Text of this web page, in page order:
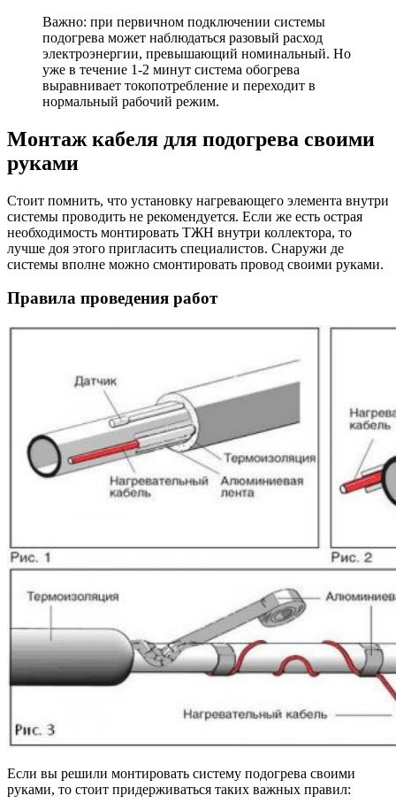
Важно: при первичном подключении системы
подогрева может наблюдаться разовый расход
электроэнергии, превышающий номинальный. Но
уже в течение 1-2 минут система обогрева
выравнивает токопотребление и переходит в
нормальный рабочий режим.
Монтаж кабеля для подогрева своими
руками
Стоит помнить, что установку нагревающего элемента внутри
системы проводить не рекомендуется. Если же есть острая
необходимость монтировать ТЖН внутри коллектора, то
лучше доя этого пригласить специалистов. Снаружи де
системы вполне можно смонтировать провод своими руками.
Правила проведения работ
Если вы решили монтировать систему подогрева своими
руками, то стоит придерживаться таких важных правил: